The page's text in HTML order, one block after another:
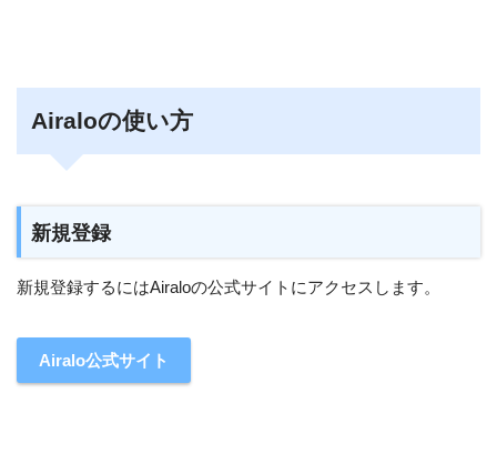
Airaloの使い方
新規登録
新規登録するにはAiraloの公式サイトにアクセスします。
Airalo公式サイト